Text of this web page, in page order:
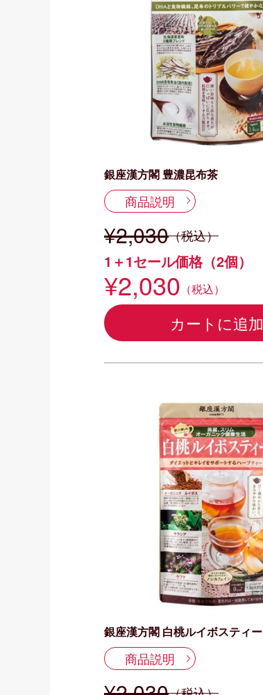
銀座漢方閣 豊濃昆布茶
商品説明
¥2,030（税込）
1＋1セール価格（2個）
¥2,030 （税込）
カートに追加
銀座漢方閣 白桃ルイボスティー
商品説明